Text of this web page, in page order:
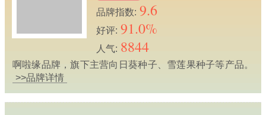
品牌指数: 9.6
好评: 91.0%
人气: 8844
啊啦缘品牌，旗下主营向日葵种子、雪莲果种子等产品。
>>品牌详情